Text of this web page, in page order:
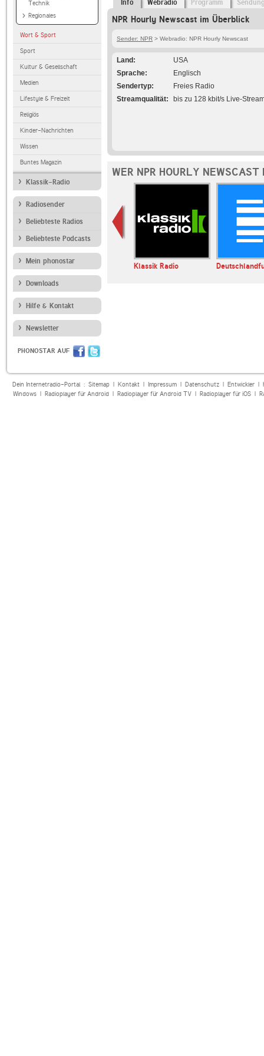
Technik
Regionales
Wort & Sport
Sport
Kultur & Gesellschaft
Medien
Lifestyle & Freizeit
Religiös
Kinder-Nachrichten
Wissen
Buntes Magazin
Klassik-Radio
Radiosender
Beliebteste Radios
Beliebteste Podcasts
Mein phonostar
Downloads
Hilfe & Kontakt
Newsletter
PHONOSTAR AUF
Info Webradio Programm
NPR Hourly Newscast im Überblick
Sender: NPR > Webradio: NPR Hourly Newscast
Land
USA
Sprache
Englisch
Sendertyp
Freies Radio
Streamqualität
bis zu 128 kbit/s Live-
WER NPR HOURLY NEWSCAST
Klassik Radio
Dein Internetradio-Portal : Sitemap| Kontakt| Impressum| Datenschutz| Entwickler|
Windows| Radioplayer für Android| Radioplayer für Android TV| Radioplayer für iOS|